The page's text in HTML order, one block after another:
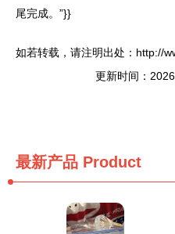
尾完成。”}}
如若转载，请注明出处：http://
更新时间：
最新产品 Product